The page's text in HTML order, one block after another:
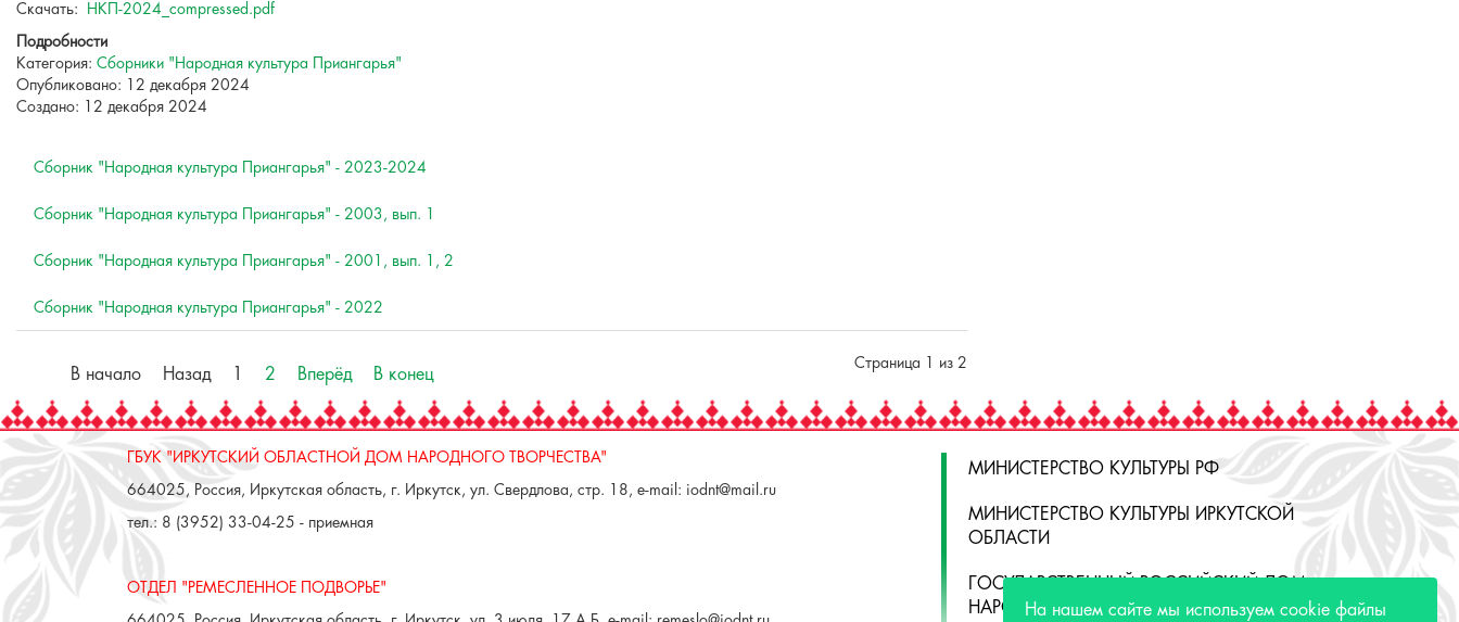
Скачать:
НКП-2024_compressed.pdf
Подробности
Категория: Сборники "Народная культура Приангарья"
Опубликовано: 12 декабря 2024
Создано: 12 декабря 2024
Сборник "Народная культура Приангарья" - 2023-2024
Сборник "Народная культура Приангарья" - 2003, вып. 1
Сборник "Народная культура Приангарья" - 2001, вып. 1, 2
Сборник "Народная культура Приангарья" - 2022
Страница 1 из 2
В начало Назад 2 Вперёд В конец
ГБУК "ИРКУТСКИЙ ОБЛАСТНОЙ ДОМ НАРОДНОГО ТВОРЧЕСТВА"
664025, Россия, Иркутская область, г. Иркутск, ул. Свердлова, стр. 18, e-mail: iodnt@mail.ru
тел.: 8 (3952) 33-04-25 - приемная
ОТДЕЛ "РЕМЕСЛЕННОЕ ПОДВОРЬЕ"
МИНИСТЕРСТВО КУЛЬТУРЫ РФ
МИНИСТЕРСТВО КУЛЬТУРЫ ИРКУТСКОЙ
ОБЛАСТИ
ГОСУДАРСТВЕННЫЙ РОССИЙСКИЙ ДОМ
НАРОДНОГО ТВОРЧЕСТВА
На нашем сайте мы используем cookie файлы